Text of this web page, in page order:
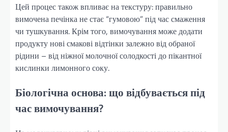
Цей процес також впливає на текстуру: правильно
вимочена печінка не стає “гумовою” під час смаження
чи тушкування. Крім того, вимочування може додати
продукту нові смакові відтінки залежно від обраної
рідини – від ніжної молочної солодкості до пікантної
кислинки лимонного соку.
Біологічна основа: що відбувається під
час вимочування?